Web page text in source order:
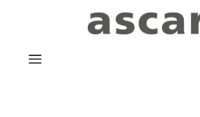
Zum Hauptinhalt springen